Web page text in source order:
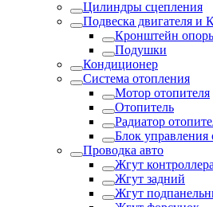
Цилиндры сцепления
Подвеска двигателя и
Кронштейн
Подушки
Кондиционер
Система отопления
Мотор отопителя
Отопитель
Радиатор
Блок управления
Проводка авто
Жгут контроллера
Жгут задний
Жгут